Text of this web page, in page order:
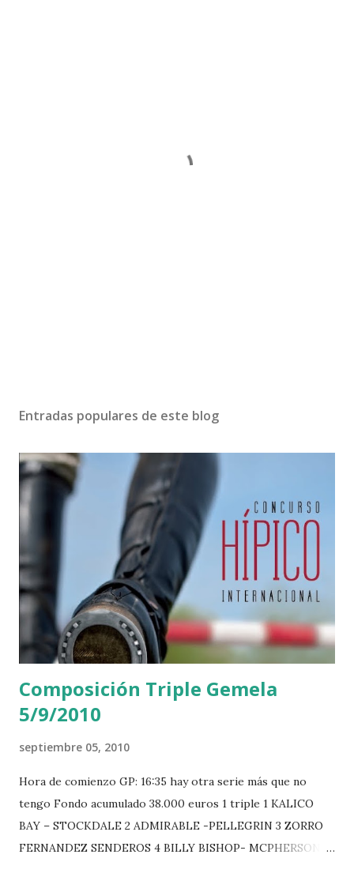
Entradas populares de este blog
Composición Triple Gemela
5/9/2010
septiembre 05, 2010
Hora de comienzo GP: 16:35 hay otra serie más que no
tengo Fondo acumulado 38.000 euros 1 triple 1 KALICO
BAY – STOCKDALE 2 ADMIRABLE -PELLEGRIN 3 ZORRO
FERNANDEZ SENDEROS 4 BILLY BISHOP- MCPHERSON 5